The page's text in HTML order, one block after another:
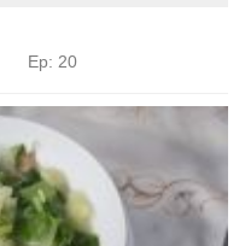
Ep: 20